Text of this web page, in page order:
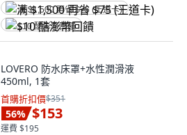
满 $1,500 再省 $75 (王道卡)
$10 酷澎幣回饋
LOVERO 防水床罩+水性潤滑液
450ml, 1套
首購折扣價$351
56% $153
運費 $195